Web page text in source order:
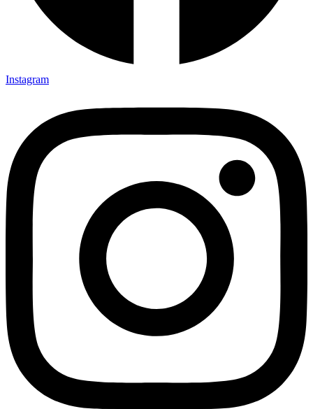
Instagram